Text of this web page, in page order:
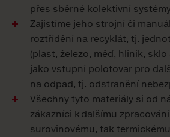
přes sběrné kolektivní
Zajistíme jeho strojní či
roztřídění na recyklát, tj.
(plast, železo, měď, hliník,
jako vstupní polotovar pro
na odpad, tj. odstranění
Všechny tyto materiály si od
zákazníci k dalšímu
surovinovému, tak